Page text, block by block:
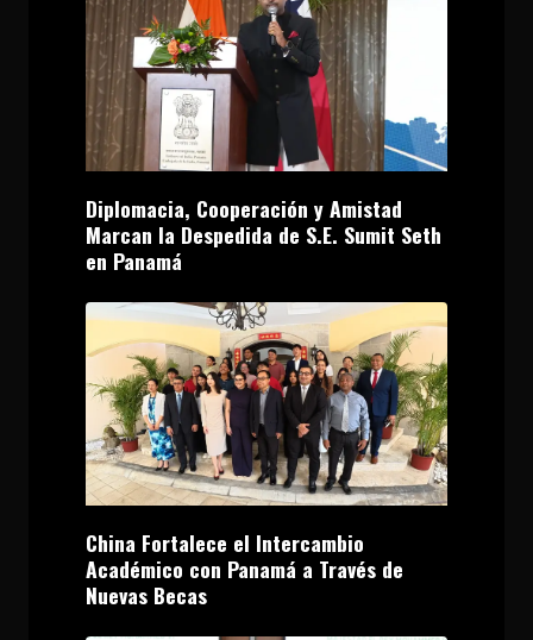
Diplomacia, Cooperación y Amistad
Marcan la Despedida de S.E. Sumit Seth
en Panamá
China Fortalece el Intercambio
Académico con Panamá a Través de
Nuevas Becas